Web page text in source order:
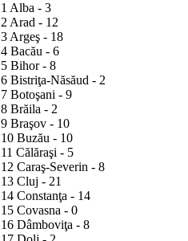
1 Alba - 3
2 Arad - 12
3 Argeş - 18
4 Bacău - 6
5 Bihor - 8
6 Bistriţa-Năsăud - 2
7 Botoşani - 9
8 Brăila - 2
9 Braşov - 10
10 Buzău - 10
11 Călăraşi - 5
12 Caraş-Severin - 8
13 Cluj - 21
14 Constanţa - 14
15 Covasna - 0
16 Dâmboviţa - 8